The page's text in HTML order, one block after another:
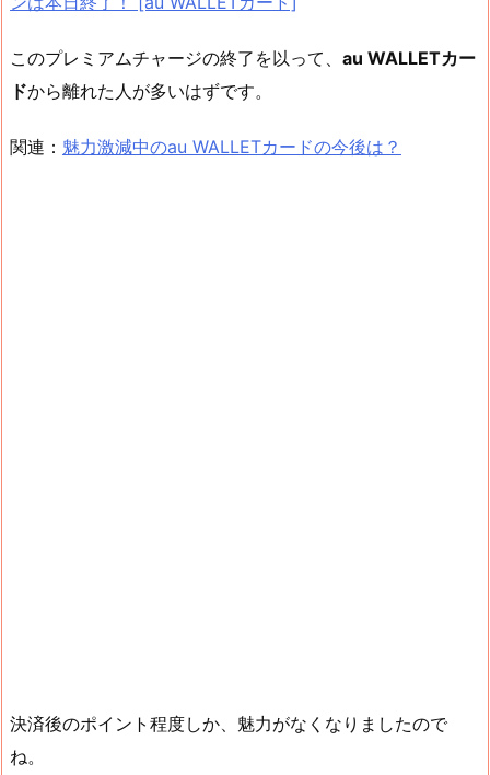
このプレミアムチャージの終了を以って、 au WALLETカー
ドから離れた人が多いはずです。
関連： 魅力激減中のau WALLETカードの今後は？
決済後のポイント程度しか、魅力がなくなりましたので
ね。